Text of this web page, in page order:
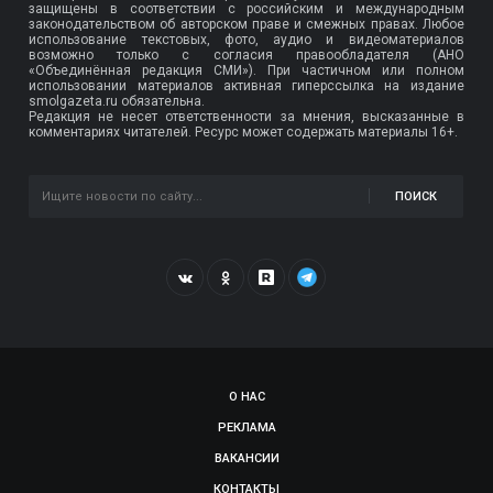
защищены в соответствии с российским и международным
законодательством об авторском праве и смежных правах. Любое
использование текстовых, фото, аудио и видеоматериалов
возможно только с согласия правообладателя (АНО
«Объединённая редакция СМИ»). При частичном или полном
использовании материалов активная гиперссылка на издание
smolgazeta.ru обязательна.
Редакция не несет ответственности за мнения, высказанные в
комментариях читателей. Ресурс может содержать материалы 16+.
ПОИСК
О НАС
РЕКЛАМА
ВАКАНСИИ
КОНТАКТЫ